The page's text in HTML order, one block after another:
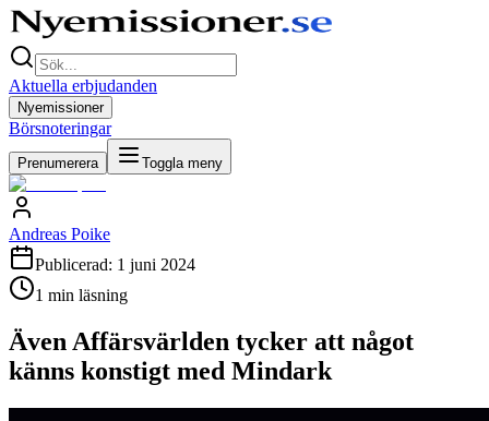
Aktuella erbjudanden
Nyemissioner
Börsnoteringar
Prenumerera Toggla meny
Andreas Poike
Publicerad: 1 juni 2024
1 min läsning
Även Affärsvärlden tycker att något
känns konstigt med Mindark